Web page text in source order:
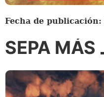
Fecha de publicación:
SEPA MÁS